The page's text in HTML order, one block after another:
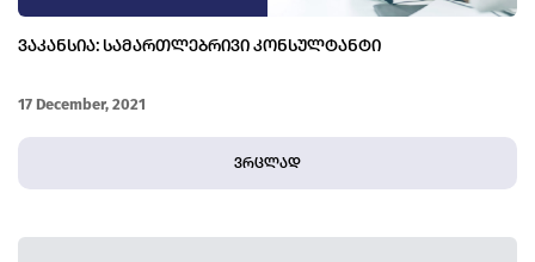
ᲕᲐᲙᲐᲜᲡᲘᲐ: ᲡᲐᲛᲐᲠᲗᲚᲔᲑᲠᲘᲕᲘ ᲙᲝᲜᲡᲣᲚᲢᲐᲜᲢᲘ
17 December, 2021
ვრცლად